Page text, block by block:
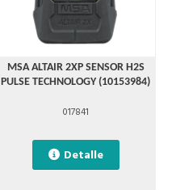
MSA ALTAIR 2XP SENSOR H2S
PULSE TECHNOLOGY (10153984)
017841
Detalle